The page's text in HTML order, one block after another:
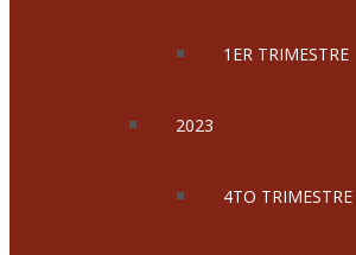
1ER TRIMESTRE
2023
4TO TRIMESTRE